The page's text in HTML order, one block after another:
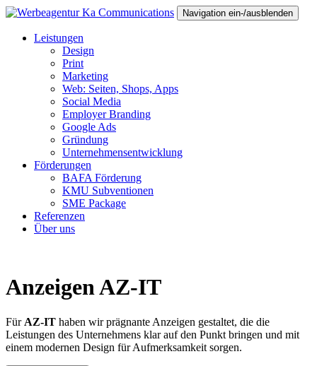
Navigation ein-/ausblenden
Leistungen
Design
Print
Marketing
Web: Seiten, Shops, Apps
Social Media
Employer Branding
Google Ads
Gründung
Unternehmensentwicklung
Förderungen
BAFA Förderung
KMU Subventionen
SME Package
Referenzen
Über uns
Anzeigen AZ-IT
Für AZ-IT haben wir prägnante Anzeigen gestaltet, die die
Leistungen des Unternehmens klar auf den Punkt bringen und mit
einem modernen Design für Aufmerksamkeit sorgen.